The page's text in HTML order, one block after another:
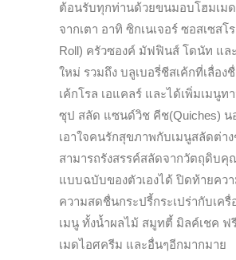
ต้อนรับทุกท่านด้วยขนมอบโฮมเม
จากเตา อาทิ ซิกเนเจอร์ ซอสเซสโ
Roll) ครัวซองค์ มัฟฟินส์ โดนัท และ
ใหม่ รวมถึง บลูเบอรี่ชีสเค้กที่เลื่อง
เค้กโรล เอแคลร์ และได้เพิ่มเมนูท
ซุป สลัด แซนด์วิช คีช(Quiches) น
เอาใจคนรักสุขภาพกับเมนูสลัดต่าง
สามารถรังสรรค์สลัดจากวัตถุดิบคุ
แบบฉบับของตัวเองได้ ปิดท้ายคว
ความสดชื่นกระปรี้กระเปร่ากับเครื่
เมนู ทั้งน้ำผลไม้ สมูทตี้ มิลค์เชค ฟ
เมดไอศครีม และอื่นๆอีกมากมาย